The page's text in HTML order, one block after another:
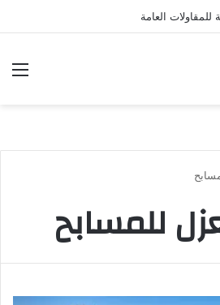
العامة
للمسابح